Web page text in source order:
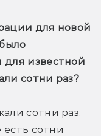
для новой
для известной
сотни раз?
сотни раз,
есть сотни